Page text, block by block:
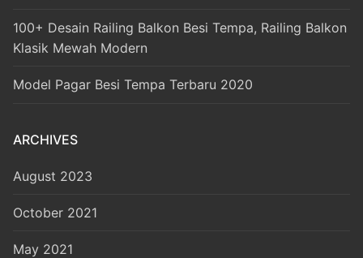
100+ Desain Railing Balkon Besi Tempa, Railing Balkon
Klasik Mewah Modern
Model Pagar Besi Tempa Terbaru 2020
ARCHIVES
August 2023
October 2021
May 2021